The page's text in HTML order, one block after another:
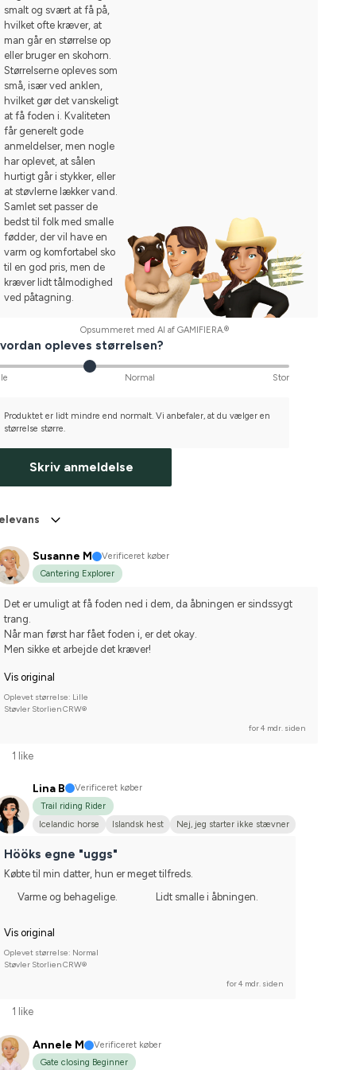
smalt og svært at få på,
hvilket ofte kræver, at
man går en størrelse op
eller bruger en skohorn.
Størrelserne opleves som
små, især ved anklen,
hvilket gør det vanskeligt
at få foden i. Kvaliteten
får generelt gode
anmeldelser, men nogle
har oplevet, at sålen
hurtigt går i stykker, eller
at støvlerne lækker vand.
Samlet set passer de
bedst til folk med smalle
fødder, der vil have en
varm og komfortabel sko
til en god pris, men de
kræver lidt tålmodighed
ved påtagning.
Opsummeret med AI af GAMIFIERA.®
opleves størrelsen?
Normal Stor
Produktet er lidt mindre end normalt. Vi anbefaler, at du vælger en
størrelse større.
Skriv anmeldelse
Susanne M
Verificeret køber
Cantering Explorer
Det er umuligt at få foden ned i dem, da åbningen er sindssygt
trang.
Når man først har fået foden i, er det okay.
Men sikke et arbejde det kræver!
Vis original
Oplevet størrelse: Lille
Støvler Storlien CRW®
for 4 mdr. siden
1 like
Lina B
Verificeret køber
Trail riding Rider
Icelandic horse
Islandsk hest Nej, jeg starter ikke stævner
Hööks egne "uggs"
Købte til min datter, hun er meget tilfreds.
Varme og behagelige.
Lidt smalle i åbningen.
Vis original
Oplevet størrelse: Normal
Støvler Storlien CRW®
for 4 mdr. siden
1 like
Annele M
Verificeret køber
Gate closing Beginner